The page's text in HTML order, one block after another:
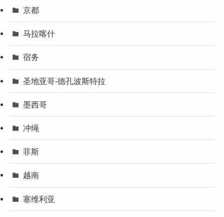
京都
马拉喀什
宿务
圣地亚哥-德孔波斯特拉
墨西哥
冲绳
菲斯
越南
塞维利亚